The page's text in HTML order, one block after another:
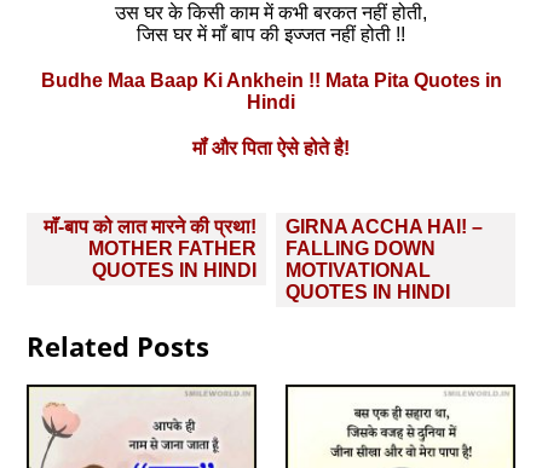
उस घर के किसी काम में कभी बरकत नहीं होती,
जिस घर में माँ बाप की इज्जत नहीं होती !!
Budhe Maa Baap Ki Ankhein !! Mata Pita Quotes in
Hindi
मॉं और पिता ऐसे होते है!
Post
navigation
माॅं-बाप को लात मारने की प्रथा!
MOTHER FATHER
QUOTES IN HINDI
GIRNA ACCHA HAI! –
FALLING DOWN
MOTIVATIONAL
QUOTES IN HINDI
Related Posts